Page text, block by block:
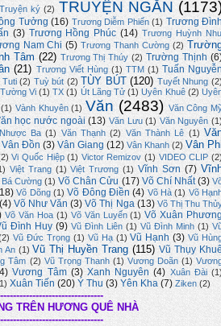
Truyện ký (2) TRUYỆN NGẮN
Tưởng (16) Trương Diễm Phiến (1) Trương
(3) Trương Hồng Phúc (14) Trương Huỳnh
Nam Chi (5) Trương Thanh Cường (2)
Tâm (22) Trương Thị Thúy (2) Trường Thịnh
(21) Trương Viết Hùng (1) TTM (1) Tuấn
Tuti (2) Tuỳ bút (2) TÙY BÚT (120) Tuyết Nhung
Tường Vi (1) TX (1) Út Lãng Tử (1) Uyên Khuê (2)
(1) Vành Khuyên (1) Văn (2483) Văn Công
học nước ngoài (13) Văn Lưu (1) Văn Nguyên
Ba (1) Văn Thạnh (2) Văn Thành Lê (1)
Vân Đồn (3) Vân Giang (12) Vân Khanh (2) Vân
Vi Quốc Hiệp (1) Victor Remizov (1) VIDEO CLIP
Việt Trang (1) Việt Trương (1) Vĩnh Sơn (7)
Bá Cường (1) Võ Chân Cửu (17) Võ Chí Nhất (3)
Võ Dõng (1) Võ Đông Điền (4) Võ Hà (1) Võ
(4) Võ Như Văn (3) Võ Thị Nga (13) Võ Thị Thu
Võ Văn Hoa (1) Võ Văn Luyến (1) Võ Xuân
Đình Huy (9) Vũ Đình Liên (1) Vũ Đình Minh (1)
Vũ Đức Trọng (1) Vũ Hạ (1) Vũ Hạnh (3) Vũ
An (1) Vũ Thị Huyền Trang (115) Vũ Thụy
Tâm (2) Vũ Trọng Thanh (1) Vương Doãn (1)
Vương Tâm (3) Xanh Nguyên (4) Xuân Đài
Xuân Tiến (20) Ý Thu (3) Yên Kha (7) Ziken (2)
TRÊN HƯƠNG QUÊ NHÀ